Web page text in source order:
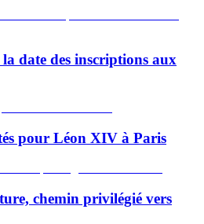
date des inscriptions aux
pour Léon XIV à Paris
chemin privilégié vers